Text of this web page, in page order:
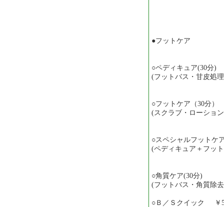
●フットケア
○ペディキュア(30
(フットバス・甘皮処
○フットケア（30
(スクラブ・ローショ
○スペシャルフットケ
(ペディキュア＋フッ
○角質ケア(30分)
(フットバス・角質除
○Ｂ／Ｓクイック ￥